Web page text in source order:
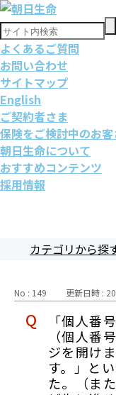
よくあるご質問
お問い合わせ
サイトマップ
English
ご契約者さま
保険をご検討中のお客
朝日生命について
おすすめコンテンツ
採用情報
カテゴリから探
No : 149 更新日時 :
「個人番
（個人番
ジを開け
す。」と
た。（ま